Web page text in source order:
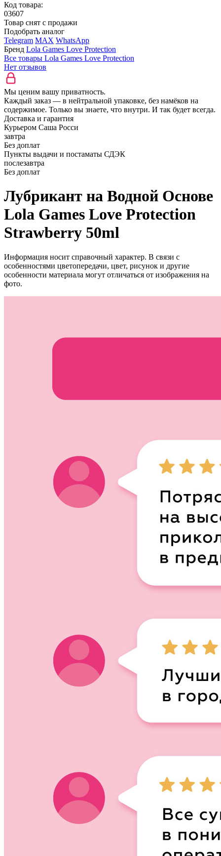
Код товара:
03607
Товар снят с продажи
Подобрать аналог
Telegram MAX WhatsApp
Бренд Lola Games Love Protection
Все товары Lola Games Love Protection
Нет отзывов
Мы ценим вашу приватность.
Каждый заказ — в нейтральной упаковке, без намёков на
содержимое. Только вы знаете, что внутри. И так будет всегда.
Доставка и гарантия
Курьером Саша Росси
завтра
Без доплат
Пункты выдачи и постаматы СДЭК
послезавтра
Без доплат
Лубрикант на Водной Основе
Lola Games Love Protection
Strawberry 50ml
Информация носит справочный характер. В связи с
особенностями цветопередачи, цвет, рисунок и другие
особенности материала могут отличаться от изображения на
фото.